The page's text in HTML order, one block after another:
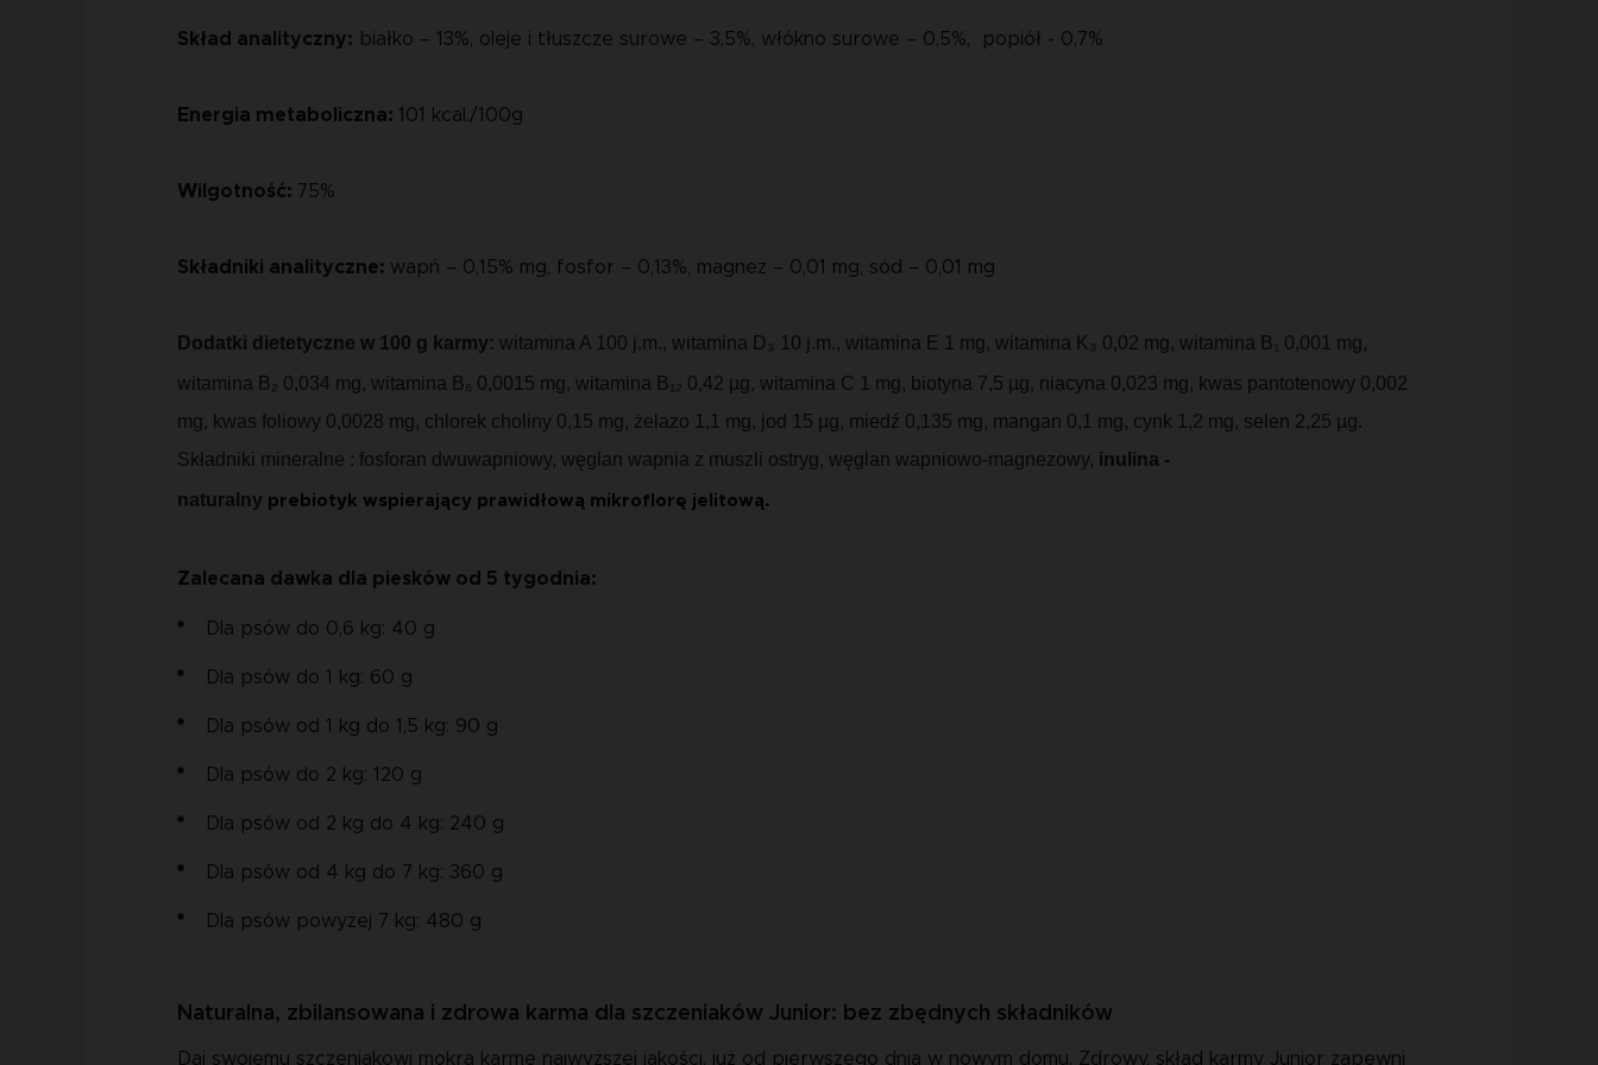
Skład analityczny: białko – 13%, oleje i tłuszcze surowe – 3,5%, włókno surowe – 0,5%, popiół - 0,7%
Energia metaboliczna: 101 kcal./100g
Wilgotność: 75%
Składniki analityczne: wapń – 0,15% mg, fosfor – 0,13%, magnez – 0,01 mg, sód – 0,01 mg
Dodatki dietetyczne w 100 g karmy: witamina A 100 j.m., witamina D₃ 10 j.m., witamina E 1 mg, witamina K₃ 0,02 mg, witamina B₁ 0,001 mg,
witamina B₂ 0,034 mg, witamina B₆ 0,0015 mg, witamina B₁₂ 0,42 µg, witamina C 1 mg, biotyna 7,5 µg, niacyna 0,023 mg, kwas pantotenowy 0,002
mg, kwas foliowy 0,0028 mg, chlorek choliny 0,15 mg, żelazo 1,1 mg, jod 15 µg, miedź 0,135 mg, mangan 0,1 mg, cynk 1,2 mg, selen 2,25 µg.
Składniki mineralne : fosforan dwuwapniowy, węglan wapnia z muszli ostryg, węglan wapniowo-magnezowy, inulina -
naturalny prebiotyk wspierający prawidłową mikroflorę jelitową.
Zalecana dawka dla piesków od 5 tygodnia:
Dla psów do 0,6 kg: 40 g
Dla psów do 1 kg: 60 g
Dla psów od 1 kg do 1,5 kg: 90 g
Dla psów do 2 kg: 120 g
Dla psów od 2 kg do 4 kg: 240 g
Dla psów od 4 kg do 7 kg: 360 g
Dla psów powyżej 7 kg: 480 g
Naturalna, zbilansowana i zdrowa karma dla szczeniaków Junior: bez zbędnych składników
Daj swojemu szczeniakowi mokrą karmę najwyższej jakości, już od pierwszego dnia w nowym domu. Zdrowy, skład karmy Junior zapewni